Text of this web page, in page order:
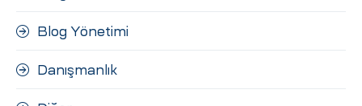
Blog Yönetimi
Danışmanlık